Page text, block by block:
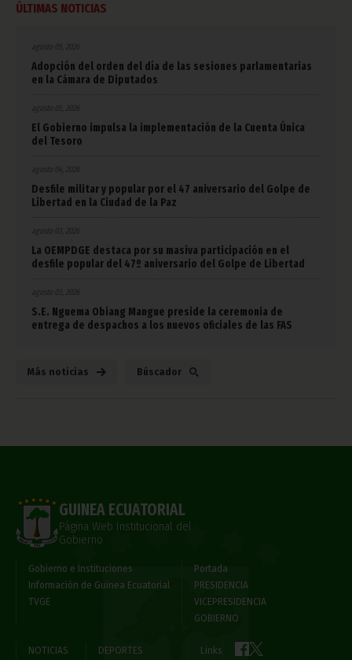
ÚLTIMAS NOTICIAS
Adopción del orden del día de las sesiones parlamentarias
en la Cámara de Diputados
El Gobierno impulsa la implementación de la Cuenta Única
del Tesoro
agosto 04, 2026
Desfile militar y popular por el 47 aniversario del Golpe de
Libertad en la Ciudad de la Paz
La OEMPDGE destaca por su masiva participación en el
desfile popular del 47º aniversario del Golpe de Libertad
S.E. Nguema Obiang Mangue preside la ceremonia de
entrega de despachos a los nuevos oficiales de las FAS
Más noticias Búscador
GUINEA ECUATORIAL
Página Web Institucional del
Gobierno
Gobierno e Instituciones
Información de Guinea Ecuatorial
TVGE
Portada
PRESIDENCIA
VICEPRESIDENCIA
GOBIERNO
NOTICIAS
DEPORTES
Links